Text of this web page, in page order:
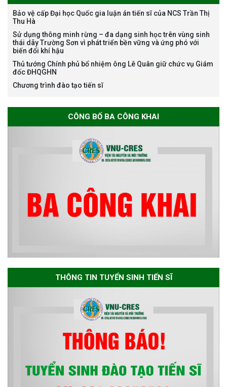
Thông báo chương trình học
bổng Nagao tại Việt Nam năm
ban chuyên môn đánh giá hồ
sơ chuyên môn cho các thí sinh
dự tuyển nghiên cứu sinh đợt 1
trình đào tạo tiến sĩ chuyên
ngành Môi trường và phát triển
bền vững đợt 1 năm 2026
Bảo vệ cấp Đại học Quốc gia luận án tiến sĩ của NCS Trần Thị
Thu Hà
Sử dụng thông minh rừng – đa dạng sinh học trên vùng sinh
thái dãy Trường Sơn vì phát triển bền vững và ứng phó với
biến đổi khí hậu
Thủ tướng Chính phủ bổ nhiệm ông Lê Quân giữ chức vụ Giám
đốc ĐHQGHN
Chương trình đào tạo tiến sĩ
CÔNG BỐ BA CÔNG KHAI
THÔNG TIN TUYỂN SINH TIẾN SĨ